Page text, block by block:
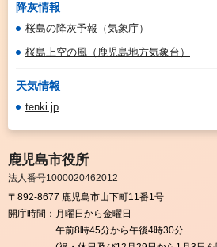
降灰情報
桜島の降灰予報（気象庁）
桜島上空の風（鹿児島地方気象台）
天気情報
tenki.jp
鹿児島市役所
法人番号1000020462012
〒892-8677 鹿児島市山下町11番1号
開庁時間： 月曜日から金曜日
午前8時45分から午後4時30分